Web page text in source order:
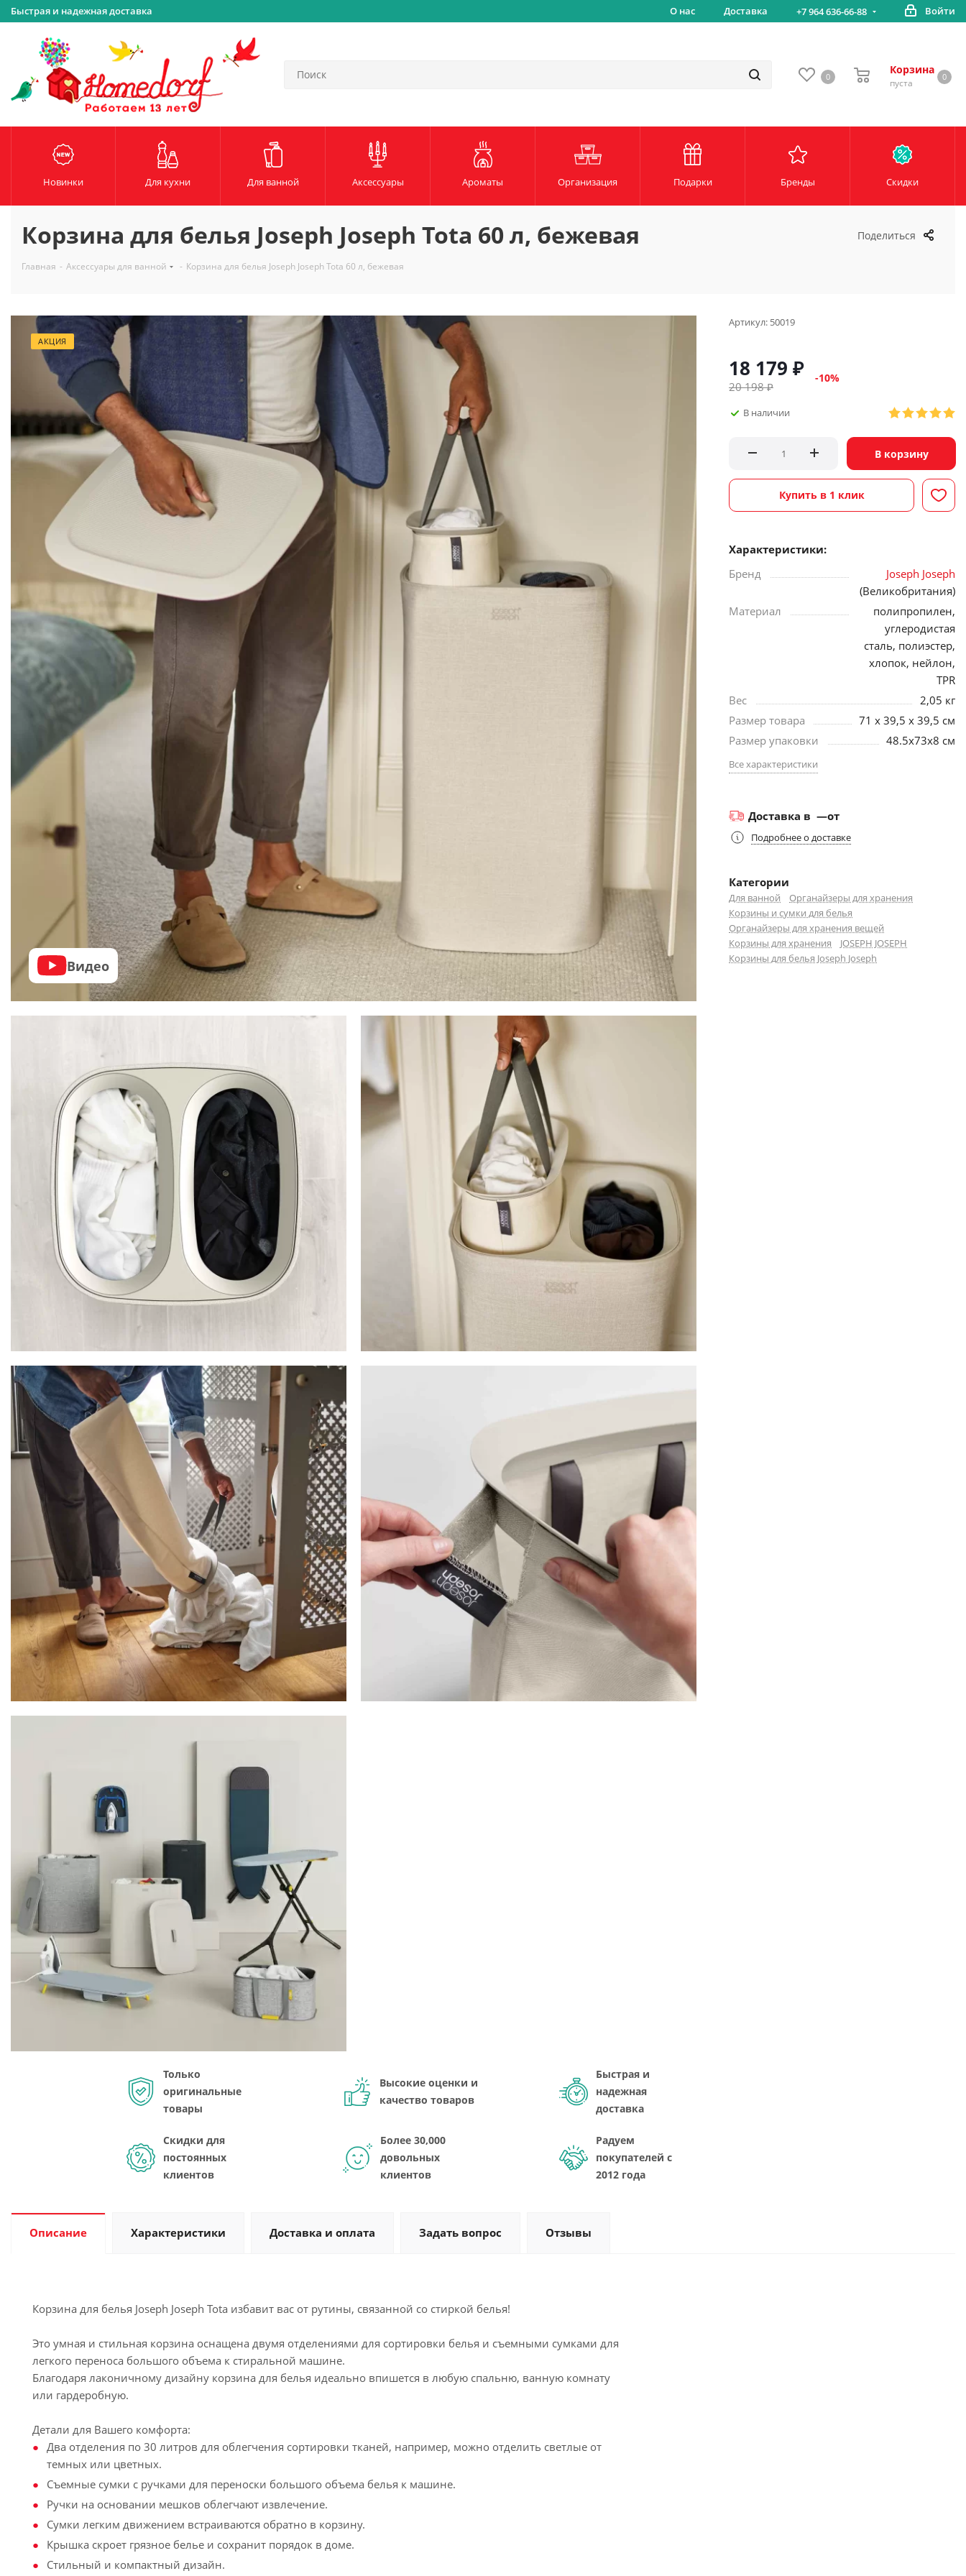
Быстрая и надежная доставка Бесплатная доставка от 5000 руб*
О нас Доставка +7 964 636-66-88 Войти
0
Корзина
пуста
0
Новинки Для кухни Для ванной Аксессуары Ароматы Организация Подарки Бренды Скидки
Поделиться
Корзина для белья Joseph Joseph Tota 60 л, бежевая
Главная - Аксессуары для ванной - Корзина для белья Joseph Joseph Tota 60 л, бежевая
АКЦИЯ
Видео
Только
оригинальные
товары
Высокие оценки и
качество товаров
Быстрая и
надежная
доставка
Скидки для
постоянных
клиентов
Более 30,000
довольных
клиентов
Радуем
покупателей с
2012 года
Артикул: 50019
18 179 ₽
20 198₽
-10%
В наличии
В корзину
Купить в 1 клик
Характеристики:
Бренд
Joseph Joseph
(Великобритания)
Материал
полипропилен,
углеродистая
сталь, полиэстер,
хлопок, нейлон,
TPR
Вес
2,05 кг
Размер товара
71 х 39,5 х 39,5 см
Размер упаковки
48.5х73х8 см
Все характеристики
Доставка в —от
Подробнее о доставке
Категории
Для ванной
Органайзеры для хранения
Корзины и сумки для белья
Органайзеры для хранения вещей
Корзины для хранения
JOSEPH JOSEPH
Корзины для белья Joseph Joseph
Описание Характеристики Доставка и оплата Задать вопрос Отзывы
Корзина для белья Joseph Joseph Tota избавит вас от рутины, связанной со стиркой белья!
Это умная и стильная корзина оснащена двумя отделениями для сортировки белья и съемными сумками для
легкого переноса большого объема к стиральной машине.
Благодаря лаконичному дизайну корзина для белья идеально впишется в любую спальню, ванную комнату
или гардеробную.
Детали для Вашего комфорта:
Два отделения по 30 литров для облегчения сортировки тканей, например, можно отделить светлые от
темных или цветных.
Съемные сумки с ручками для переноски большого объема белья к машине.
Ручки на основании мешков облегчают извлечение.
Сумки легким движением встраиваются обратно в корзину.
Крышка скроет грязное белье и сохранит порядок в доме.
Стильный и компактный дизайн.